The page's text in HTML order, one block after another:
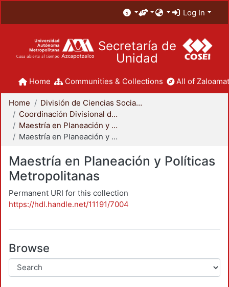
Log In
Secretaría de
Unidad
Home Communities & Collections All of
Home
División de Ciencias Sociales y Humanidades
Coordinación Divisional de Posgrado
Maestría en Planeación y Políticas Metropolitanas
Maestría en Planeación y Políticas Metropolitanas
Maestría en Planeación y Políticas
Metropolitanas
Permanent URI for this collection
https://hdl.handle.net/11191/7004
Browse